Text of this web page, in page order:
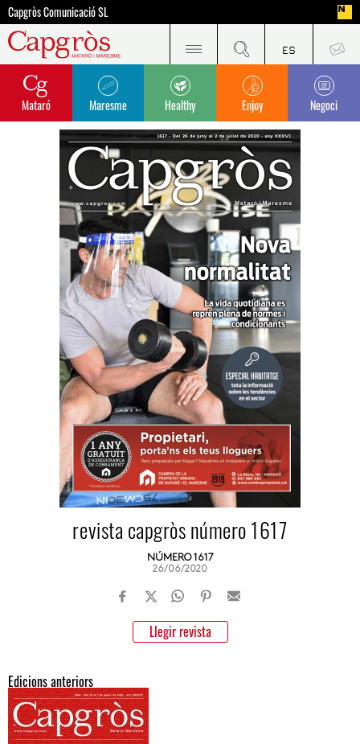
Capgròs Comunicació SL
Mataró Maresme Healthy Enjoy Negoci
revista capgròs número 1617
NÚMERO 1617
26/06/2020
Llegir revista
Edicions anteriors